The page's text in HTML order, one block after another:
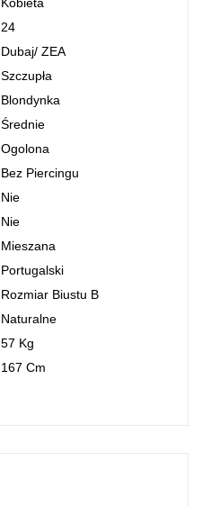
24
Dubaj/ ZEA
Szczupła
Blondynka
Średnie
Ogolona
Bez Piercingu
Nie
Nie
Mieszana
Portugalski
Rozmiar Biustu B
Naturalne
57 Kg
167 Cm